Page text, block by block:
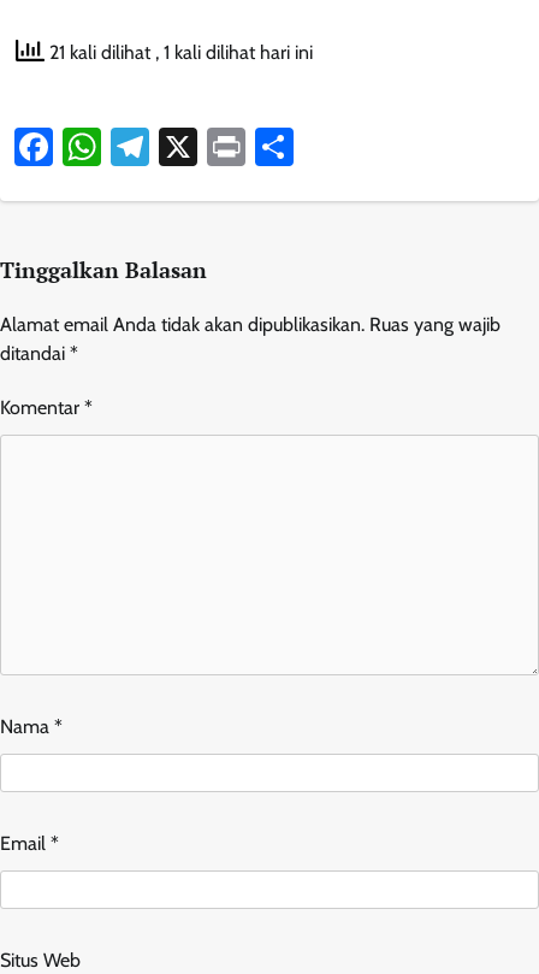
21 kali dilihat , 1 kali dilihat hari ini
Facebook
WhatsApp
Telegram
X Print
Tinggalkan Balasan
Alamat email Anda tidak akan dipublikasikan. Ruas yang wajib
ditandai *
Komentar *
Nama *
Email *
Situs Web